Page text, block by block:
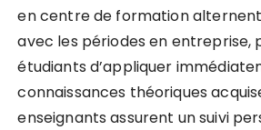
en centre de formation
avec les périodes en entreprise,
étudiants d’appliquer
connaissances théoriques
enseignants assurent un suivi